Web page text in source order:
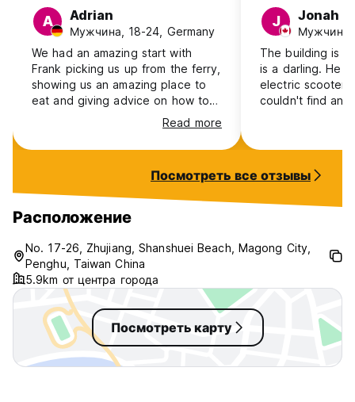
A Adrian
Мужчина, 18-24, Germany
We had an amazing start with
Frank picking us up from the ferry,
showing us an amazing place to
eat and giving advice on how to
rent scooters. He truly is a gem
and made our time in Penghu an
unforgettable experience. The
the most beautiful beach of
Penghu. For breakfast, there were
always eggs, jam, peanutbutter
and toast we could just take from
the fridge. The rooms are clean
and I despite the mattresses
being hard I seldomly slept so
well! 100% recommended!
Read more
J Jonah
Мужчина,
The building is
is a darling. He
electric
couldn't find any
Посмотреть все отзывы
Расположение
No. 17-26, Zhujiang, Shanshuei Beach, Magong City,
Penghu, Taiwan China
5.9km от центра города
Посмотреть карту